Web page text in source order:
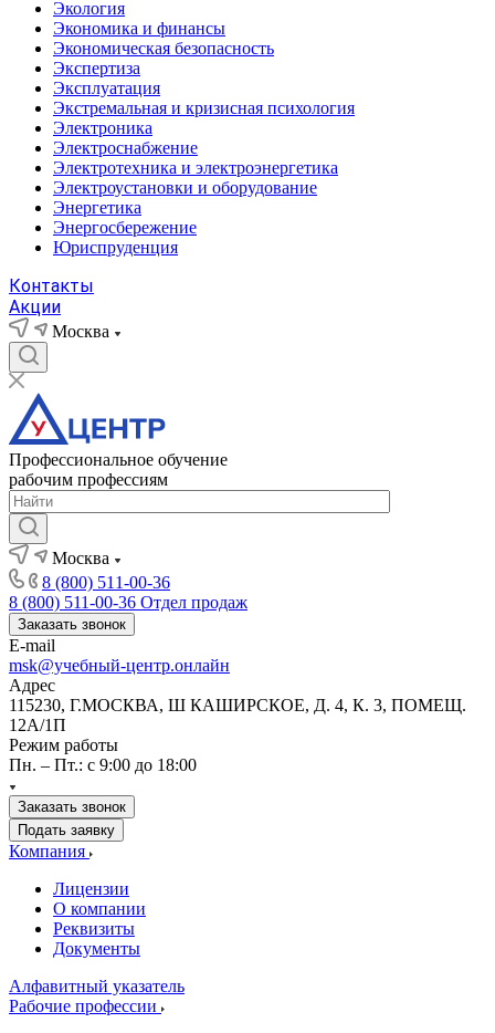
Экология
Экономика и финансы
Экономическая безопасность
Экспертиза
Эксплуатация
Экстремальная и кризисная психология
Электроника
Электроснабжение
Электротехника и электроэнергетика
Электроустановки и оборудование
Энергетика
Энергосбережение
Юриспруденция
Контакты
Акции
Москва
Профессиональное обучение
рабочим профессиям
Москва
8 (800) 511-00-36
8 (800) 511-00-36 Отдел продаж
Заказать звонок
E-mail
msk@учебный-центр.онлайн
Адрес
115230, Г.МОСКВА, Ш КАШИРСКОЕ, Д. 4, К. 3, ПОМЕЩ.
12А/1П
Режим работы
Пн. – Пт.: с 9:00 до 18:00
Заказать звонок
Подать заявку
Компания
Лицензии
О компании
Реквизиты
Документы
Алфавитный указатель
Рабочие профессии